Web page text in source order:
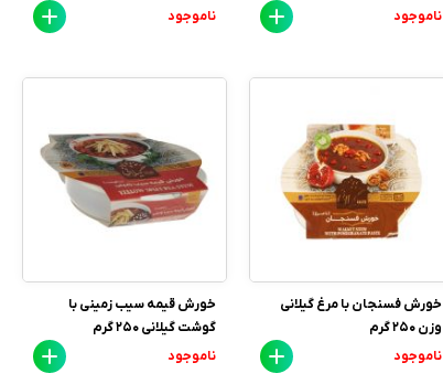
ناموجود
ناموجود
خورش فسنجان با مرغ گیلانی
وزن 250 گرم
ناموجود
خورش قیمه سیب زمینی با
گوشت گیلانی 250 گرم
ناموجود